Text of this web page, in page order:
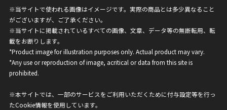
※当サイトで使われる画像はイメージです。実際の商品とは多少異なること
がございますが、ご了承ください。
※当サイトに掲載されているすべての画像、文章、データ等の無断転用、転
載をお断りします。
*Product image for illustration purposes only. Actual product may vary.
*Any use or reproduction of image, acritical or data from this site is
prohibited.
※本サイトでは、一部のサービスをご利用いただくために付与設定等を行っ
たCookie情報を使用しています。